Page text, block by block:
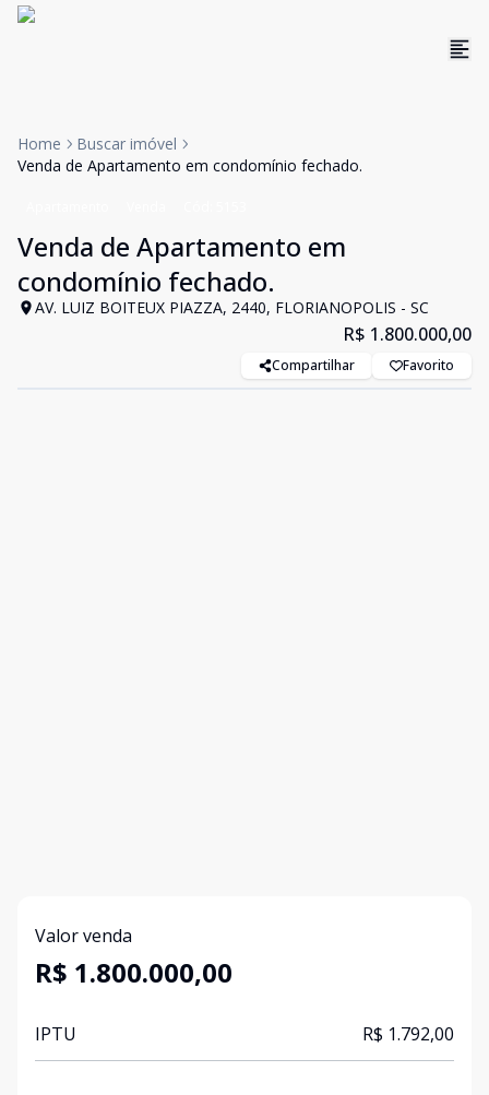
Home
Buscar imóvel
Venda de Apartamento em condomínio fechado.
Venda de Apartamento em
condomínio fechado.
AV. LUIZ BOITEUX PIAZZA, 2440, FLORIANOPOLIS - SC
R$ 1.800.000,00
Compartilhar Favorito
Valor venda
R$ 1.800.000,00
IPTU R$ 1.792,00